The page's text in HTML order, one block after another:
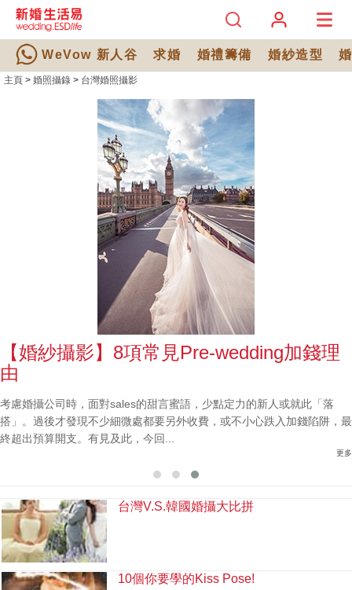
WeVow 新人谷 求婚 婚禮籌備 婚紗造型
主頁 > 婚照攝錄 > 台灣婚照攝影
【婚紗攝影】8項常見Pre-wedding加錢理
由
考慮婚攝公司時，面對sales的甜言蜜語，少點定力的新人或就此「落
搭」。過後才發現不少細微處都要另外收費，或不小心跌入加錢陷阱，最
終超出預算開支。有見及此，今回...
更多
台灣V.S.韓國婚攝大比拼
10個你要學的Kiss Pose!